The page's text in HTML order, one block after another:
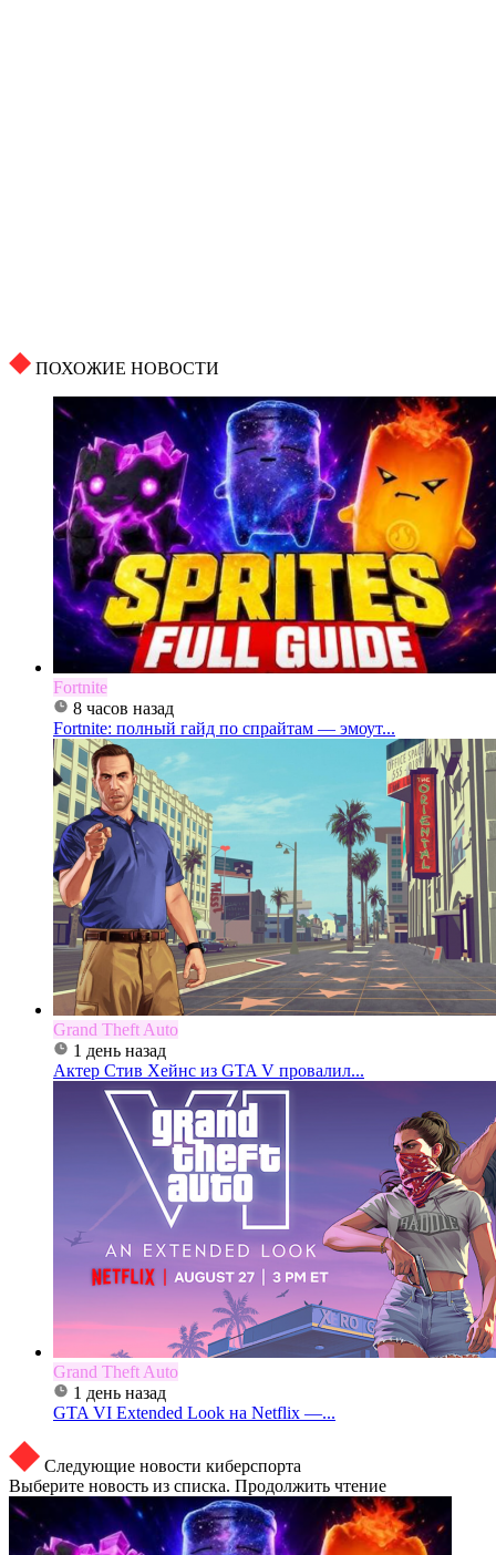
ПОХОЖИЕ НОВОСТИ
Fortnite
8 часов назад
Fortnite: полный гайд по спрайтам — эмоут...
Grand Theft Auto
1 день назад
Актер Стив Хейнс из GTA V провалил...
Grand Theft Auto
1 день назад
GTA VI Extended Look на Netflix —...
Следующие новости киберспорта
Выберите новость из списка. Продолжить чтение